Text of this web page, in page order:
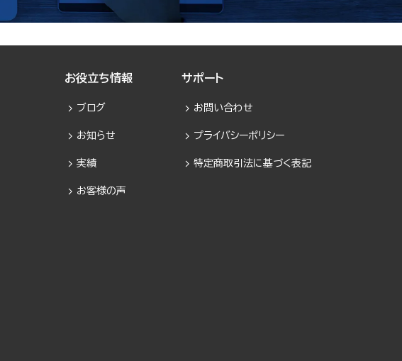
お役立ち情報
ブログ
お知らせ
実績
お客様の声
サポート
お問い合わせ
プライバシーポリシー
特定商取引法に基づく表記